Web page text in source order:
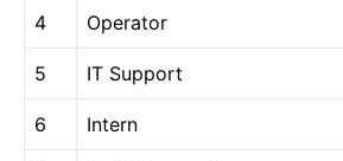
4 Operator
5 IT Support
6 Intern